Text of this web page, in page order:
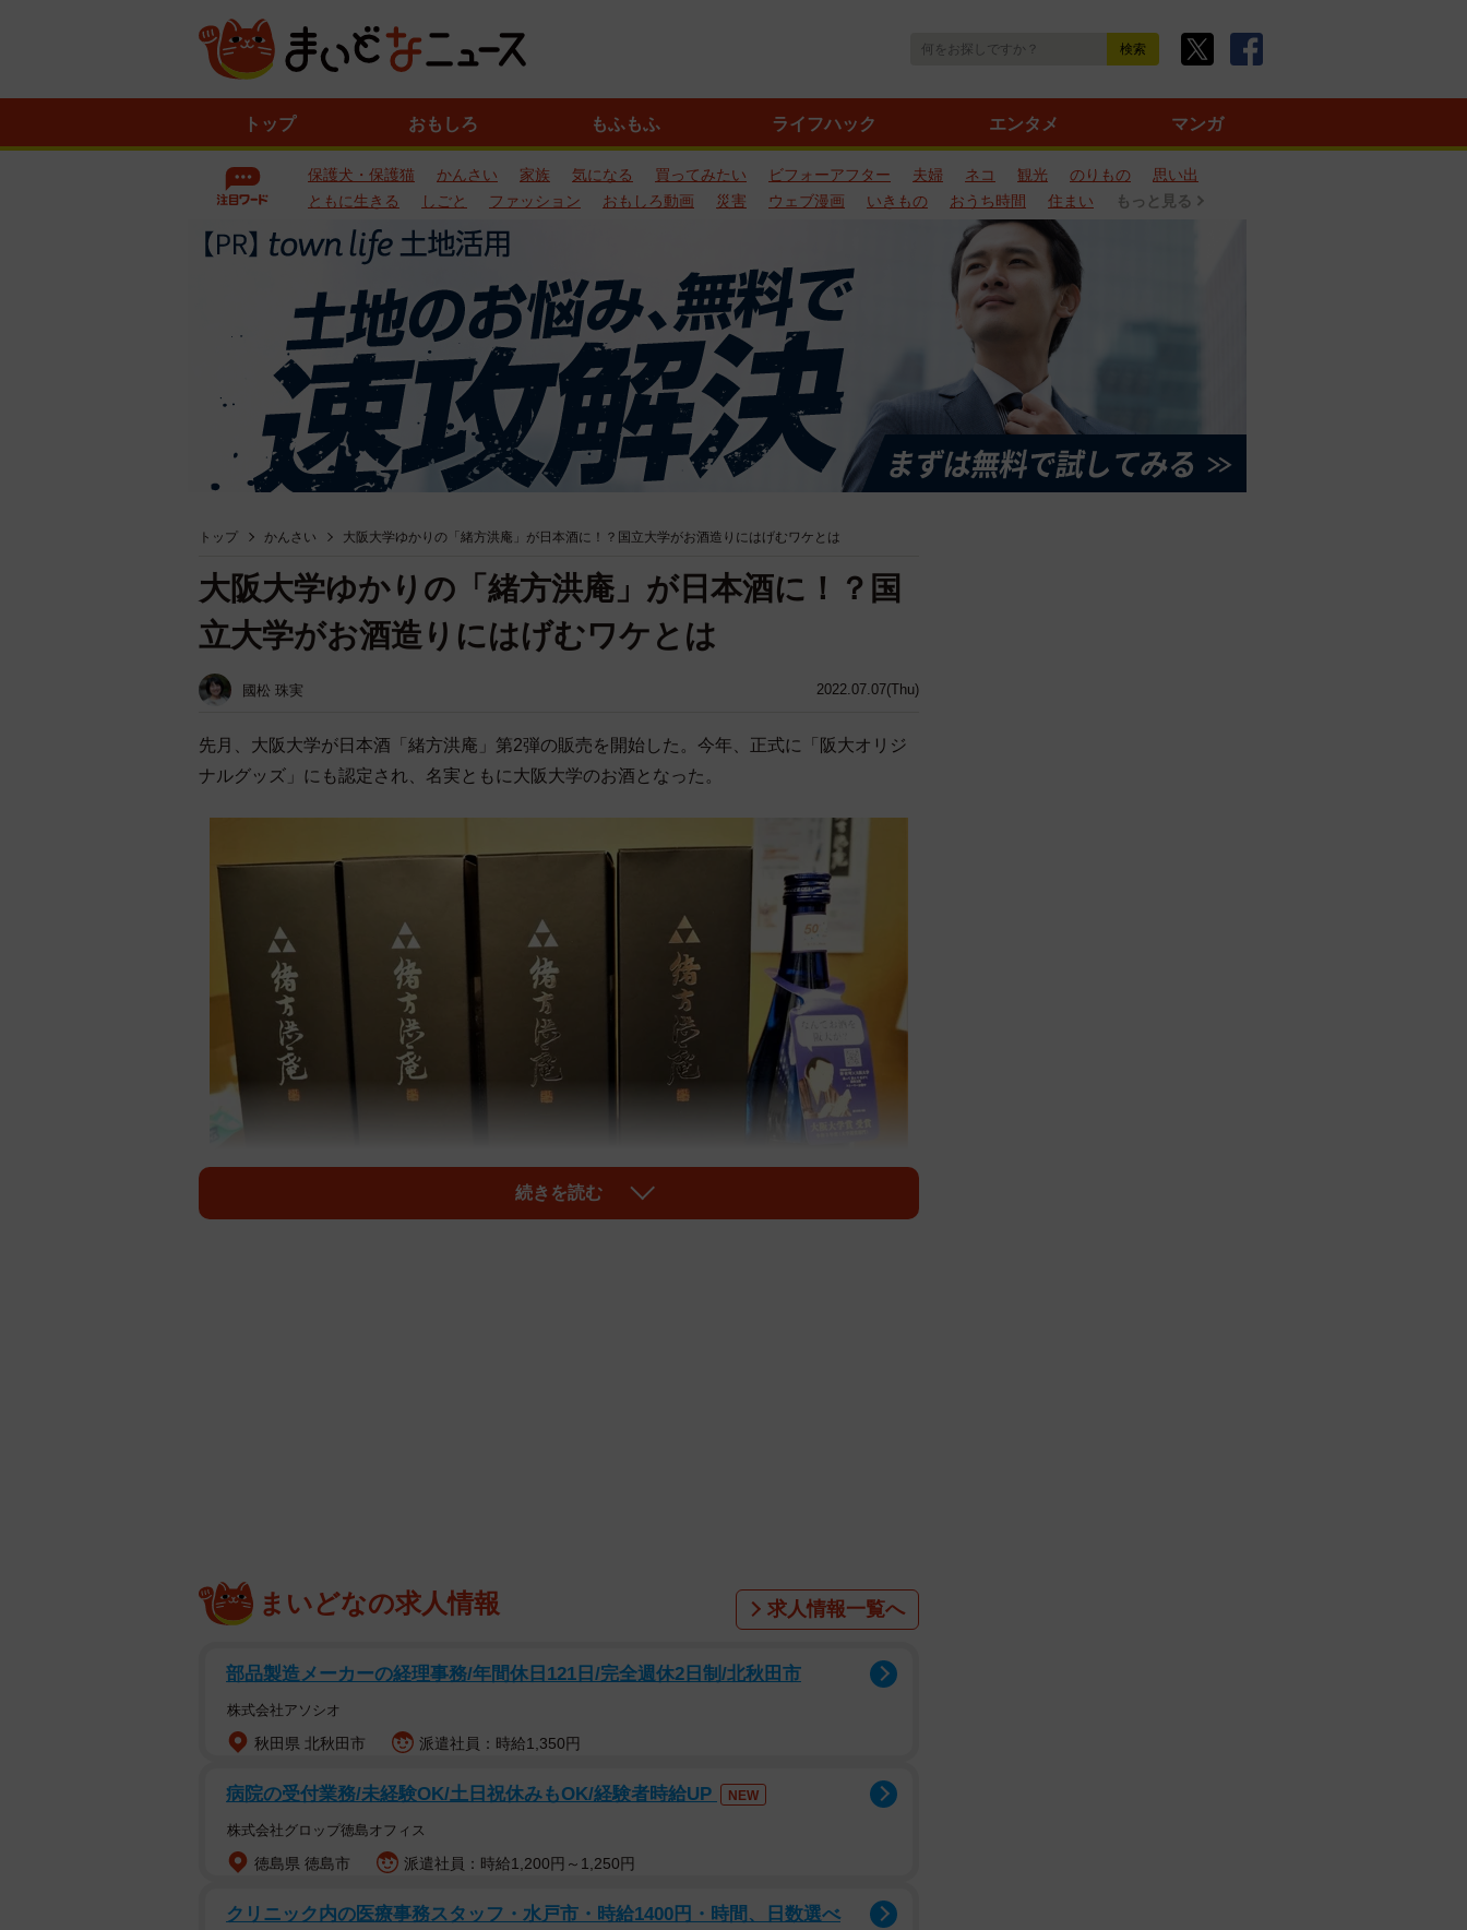
トップ おもしろ もふもふ ライフハック エンタメ マンガ
保護犬・保護猫 かんさい 家族 気になる 買ってみたい ビフォーアフター 夫婦 ネコ 観光 のりもの
思い出
ともに生きる
しごと ファッション おもしろ動画 災害 ウェブ漫画 いきもの おうち時間 住まい もっと見る
トップ かんさい 大阪大学ゆかりの「緒方洪庵」が日本酒に！？国立大学がお酒造りにはげむワケとは
2022.07.07(Thu)
大阪大学ゆかりの「緒方洪庵」が日本酒に！？国
立大学がお酒造りにはげむワケとは
國松 珠実
先月、大阪大学が日本酒「緒方洪庵」第2弾の販売を開始した。今年、正式に「阪大オリジ
ナルグッズ」にも認定され、名実ともに大阪大学のお酒となった。
災害がきっかけで引き継がれた「緒方洪庵」
実は大阪大学が「緒方洪庵」を作り、販売を開始したのは昨年から。きっかけは、2018年の
た。かの地で250年以上お酒を作ってきた「緒方酒造」も大きな被害を受け、酒蔵を閉じ
た。
員が、日本酒「緒方洪庵」を販売していた緒方酒造を訪問し、阪大と緒方酒造とのあいだに
縁ができたのだ。
昨年第1弾として日本酒「緒方洪庵」を復活させた。さらに今年になり、「阪大オリジナル
続きを読む
まいどなの求人情報 求人情報一覧へ
部品製造メーカーの経理事務/年間休日121日/完全週休2日制/北秋田市
株式会社アソシオ
秋田県 北秋田市 派遣社員：時給1,350円
病院の受付業務/未経験OK/土日祝休みもOK/経験者時給UP NEW
株式会社グロップ徳島オフィス
徳島県 徳島市 派遣社員：時給1,200円～1,250円
クリニック内の医療事務スタッフ・水戸市・時給1400円・時間、日数選べ